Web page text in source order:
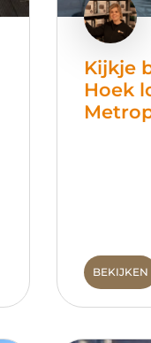
Kijkje
Hoek
BEKIJKEN